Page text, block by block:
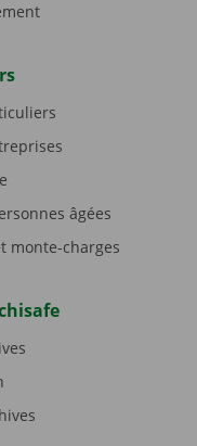
âgées
monte-charges